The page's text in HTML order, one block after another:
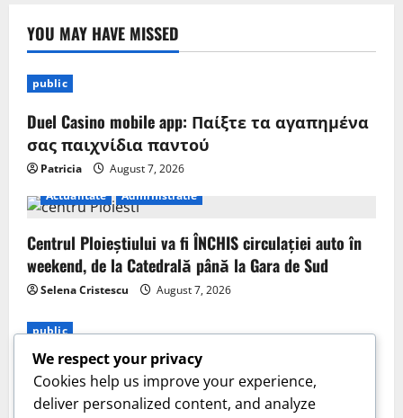
YOU MAY HAVE MISSED
public
Duel Casino mobile app: Παίξτε τα αγαπημένα
σας παιχνίδια παντού
Patricia
August 7, 2026
Actualitate
Administratie
Centrul Ploieștiului va fi ÎNCHIS circulației auto în
weekend, de la Catedrală până la Gara de Sud
Selena Cristescu August 7, 2026
public
Pin-up slotlari: eng yaxshi o‘yinlar va ularning
xususiyatlari
We respect your privacy
Cookies help us improve your experience,
deliver personalized content, and analyze